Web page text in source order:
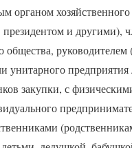
органом
и другими),
общества,
унитарного
закупки, с